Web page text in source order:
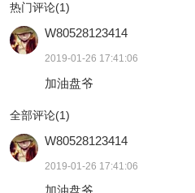
热门评论(1)
W80528123414
2019-01-26 17:41:06
加油盘爷
全部评论(1)
W80528123414
2019-01-26 17:41:06